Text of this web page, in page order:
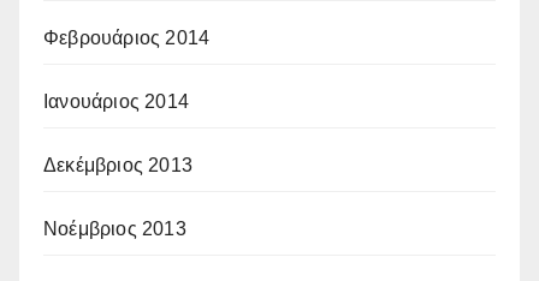
Φεβρουάριος 2014
Ιανουάριος 2014
Δεκέμβριος 2013
Νοέμβριος 2013